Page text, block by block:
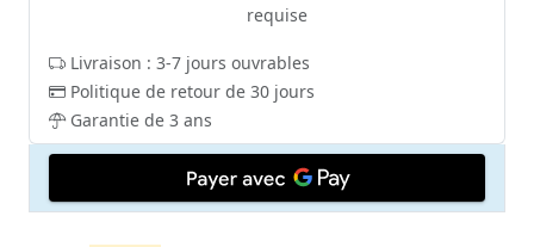
requise
Livraison : 3-7 jours ouvrables
Politique de retour de 30 jours
Garantie de 3 ans